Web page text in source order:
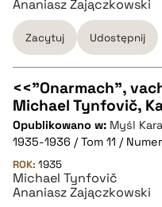
BIBTEX
pobierz cytat
Ananiasz Zajączkowski
Zacytuj Udostępnij
CZYSTY TEKST
pobierz cytat
<<"Onarmach",
Michael Tynfovič,
Opublikowano w: Myśl
1935-1936 / Tom 11 /
ROK: 1935
Michael Tynfovič
Ananiasz Zajączkowski